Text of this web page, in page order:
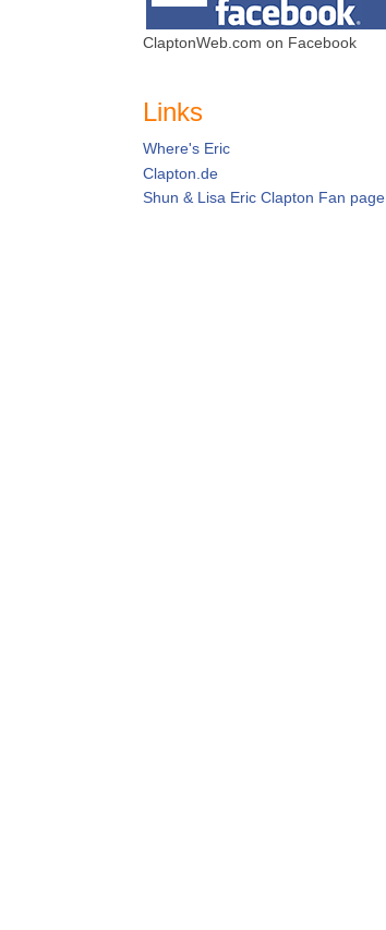
ClaptonWeb.com on Facebook
Links
Where's Eric
Clapton.de
Shun & Lisa Eric Clapton Fan page